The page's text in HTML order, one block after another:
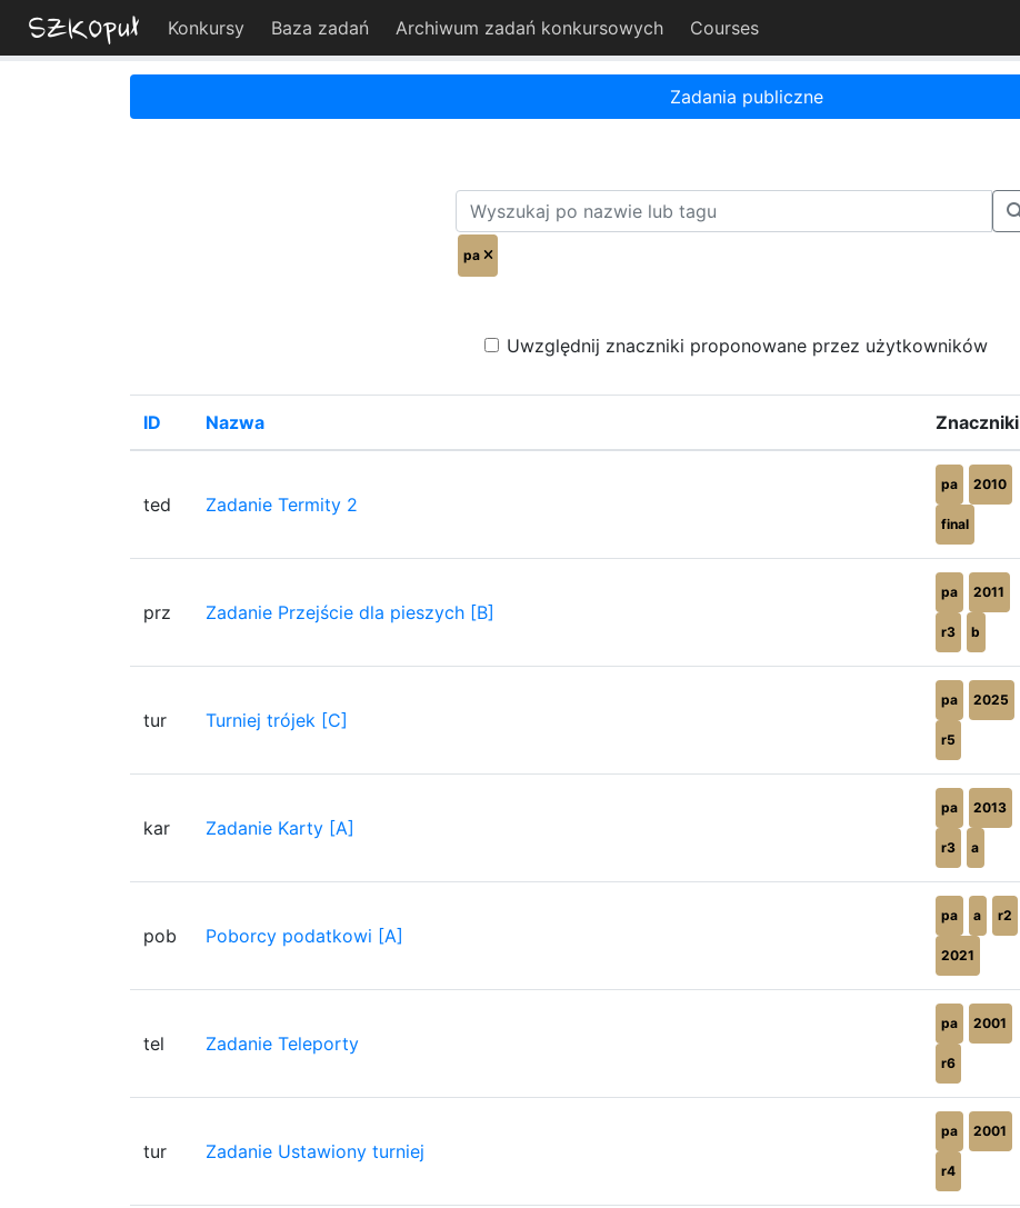
Konkursy Baza zadań Archiwum zadań konkursowych Courses
Zadania publiczne
pa
Uwzględnij znaczniki proponowane przez użytkowników
ID Nazwa Znaczniki
ted Zadanie Termity 2
pa 2010
final
prz Zadanie Przejście dla pieszych [B]
pa 2011
r3 b
tur Turniej trójek [C]
pa 2025
r5
kar Zadanie Karty [A]
pa 2013
r3 a
pob Poborcy podatkowi [A]
pa a r2
2021
tel Zadanie Teleporty
pa 2001
r6
tur Zadanie Ustawiony turniej
pa 2001
r4